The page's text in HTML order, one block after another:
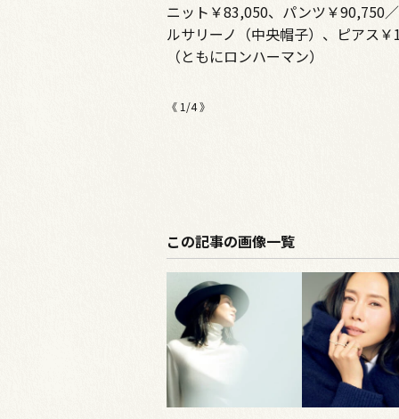
ニット￥83,050、パンツ￥90,750
ルサリーノ（中央帽子）、ピアス
（ともにロンハーマン）
《 1 /4》
この記事の画像一覧